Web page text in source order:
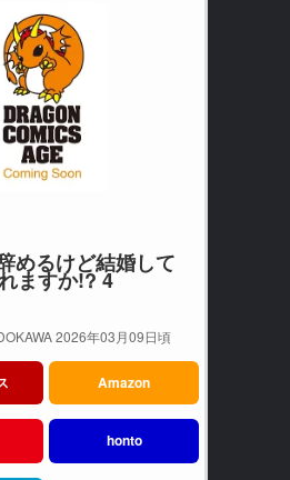
めるけど結婚して
ますか!? 4
2026年03月09日頃
Amazon
honto